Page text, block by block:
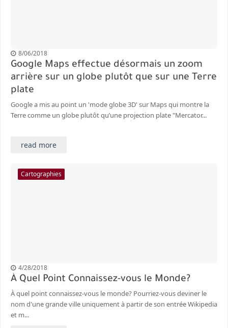
8/06/2018
Google Maps effectue désormais un zoom
arrière sur un globe plutôt que sur une Terre
plate
Google a mis au point un 'mode globe 3D' sur Maps qui montre la
Terre comme un globe plutôt qu’une projection plate "Mercator...
read more
Cartographies
4/28/2018
À Quel Point Connaissez-vous le Monde?
À quel point connaissez-vous le monde? Pourriez-vous deviner le
nom d'une grande ville uniquement à partir de son entrée Wikipedia
et m...